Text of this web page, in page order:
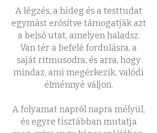
A légzés, a hideg és a testtudat
egymást erősítve támogatják azt
a belső utat, amelyen haladsz.
Van tér a befelé fordulásra, a
saját ritmusodra, és arra, hogy
mindaz, ami megérkezik, valódi
élménnyé váljon.
A folyamat napról napra mélyül,
és egyre tisztábban mutatja